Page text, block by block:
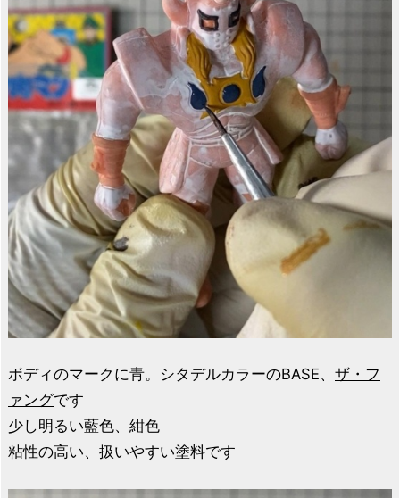
ボディのマークに青。シタデルカラーのBASE、 ザ・フ
ァングです
少し明るい藍色、紺色
粘性の高い、扱いやすい塗料です